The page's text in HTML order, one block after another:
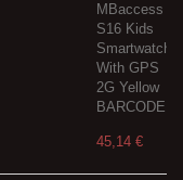
MBaccess
S16 Kids
Smartwatch
With GPS
2G Yellow
45,14 €